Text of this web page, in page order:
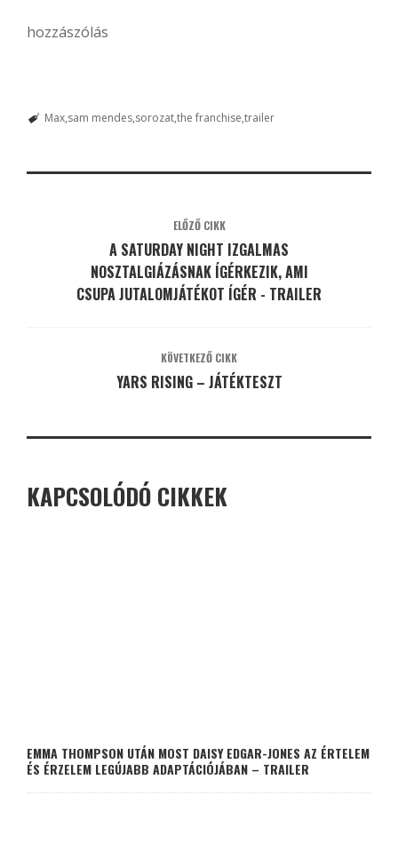
hozzászólás
Max sam mendes sorozatthe franchise trailer
ELŐZŐ CIKK
A SATURDAY NIGHT IZGALMAS
NOSZTALGIÁZÁSNAK ÍGÉRKEZIK, AMI
CSUPA JUTALOMJÁTÉKOT ÍGÉR - TRAILER
KÖVETKEZŐ CIKK
YARS RISING – JÁTÉKTESZT
KAPCSOLÓDÓ CIKKEK
EMMA THOMPSON UTÁN MOST DAISY EDGAR-JONES AZ ÉRTELEM
ÉS ÉRZELEM LEGÚJABB ADAPTÁCIÓJÁBAN – TRAILER